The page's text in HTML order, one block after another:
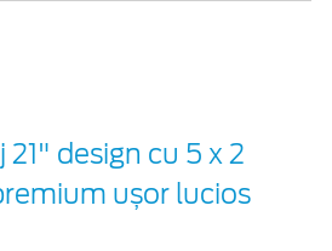
design cu 5 x 2
ușor lucios